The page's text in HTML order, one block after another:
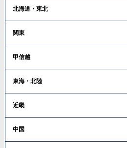
北海道・東北
関東
甲信越
東海・北陸
近畿
中国